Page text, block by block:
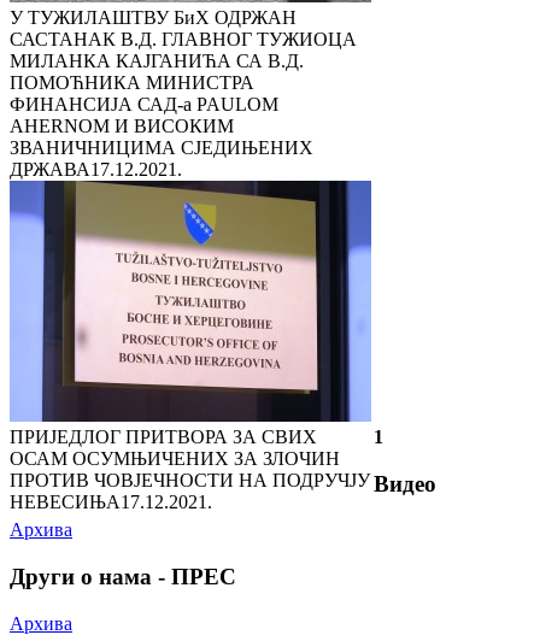
У ТУЖИЛАШТВУ БиХ ОДРЖАН
САСТАНАК В.Д. ГЛАВНОГ ТУЖИОЦА
МИЛАНКА КАЈГАНИЋА СА В.Д.
ПОМОЋНИКА МИНИСТРА
ФИНАНСИЈА САД-а PAULOM
AHERNOM И ВИСОКИМ
ЗВАНИЧНИЦИМА СЈЕДИЊЕНИХ
ДРЖАВА17.12.2021.
ПРИЈЕДЛОГ ПРИТВОРА ЗА СВИХ
ОСАМ ОСУМЊИЧЕНИХ ЗА ЗЛОЧИН
ПРОТИВ ЧОВЈЕЧНОСТИ НА ПОДРУЧЈУ
НЕВЕСИЊА17.12.2021.
1
Видео
Архива
Други о нама - ПРЕС
Архива